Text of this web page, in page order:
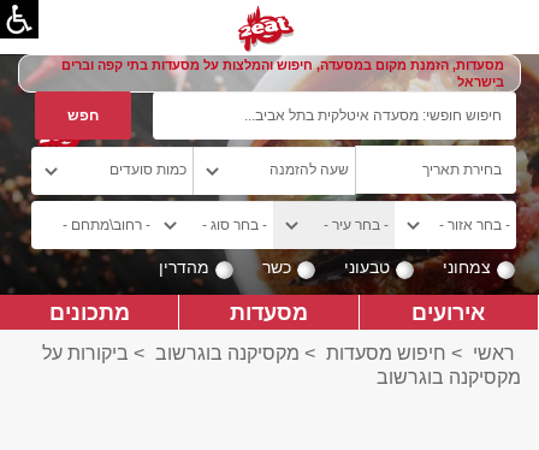
מסעדות, הזמנת מקום במסעדה, חיפוש והמלצות על מסעדות בתי קפה וברים
בישראל
צמחוני טבעוני כשר מהדרין
אירועים מסעדות מתכונים
ראשי > חיפוש מסעדות > מקסיקנה בוגרשוב > ביקורות על
מקסיקנה בוגרשוב